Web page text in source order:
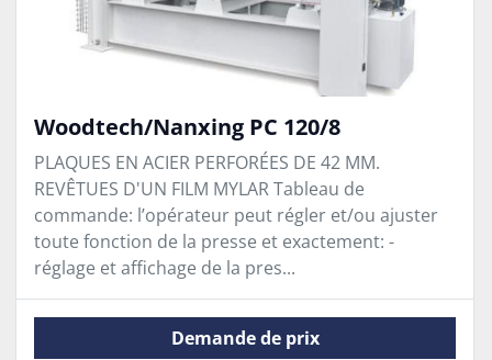
Woodtech/Nanxing PC 120/8
PLAQUES EN ACIER PERFORÉES DE 42 MM.
REVÊTUES D'UN FILM MYLAR Tableau de
commande: l’opérateur peut régler et/ou ajuster
toute fonction de la presse et exactement: -
réglage et affichage de la pres...
Demande de prix